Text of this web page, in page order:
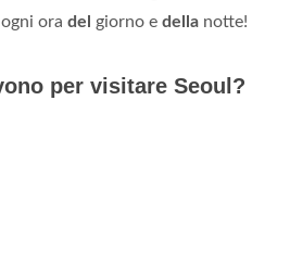
ora del giorno e della notte!
per visitare Seoul?